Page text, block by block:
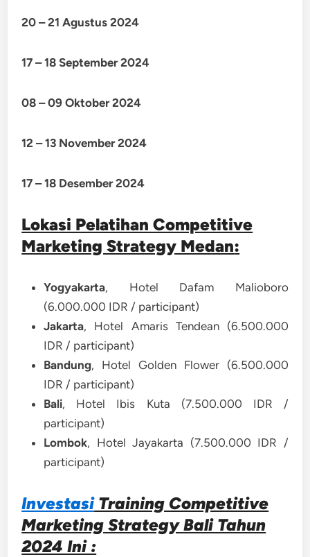
20 – 21 Agustus 2024
17 – 18 September 2024
08 – 09 Oktober 2024
12 – 13 November 2024
17 – 18 Desember 2024
Lokasi Pelatihan Competitive
Marketing Strategy Medan:
Yogyakarta, Hotel Dafam Malioboro
(6.000.000 IDR / participant)
Jakarta, Hotel Amaris Tendean (6.500.000
IDR / participant)
Bandung, Hotel Golden Flower (6.500.000
IDR / participant)
Bali, Hotel Ibis Kuta (7.500.000 IDR /
participant)
Lombok, Hotel Jayakarta (7.500.000 IDR /
participant)
InvestasiTraining Competitive
Marketing Strategy Bali Tahun
2024 Ini :